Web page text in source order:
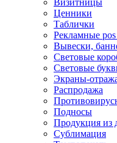
Визитницы
Ценники
Таблички
Рекламные
Вывески,
Световые
Световые
Экраны-
Распродажа
Подносы
Продукция из
Сублимация